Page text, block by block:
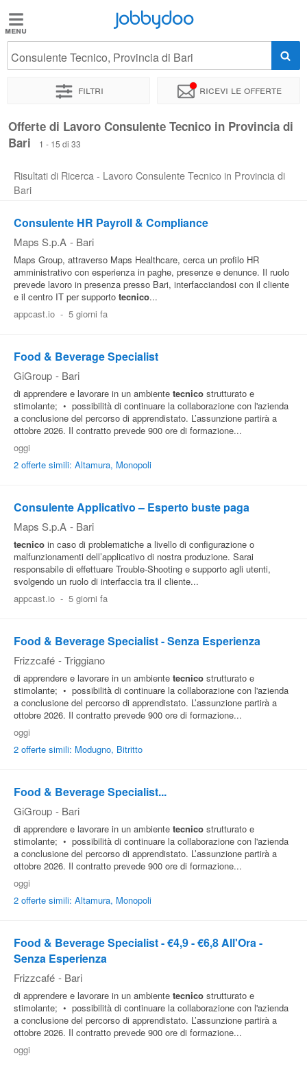
Jobbydoo
Offerte
Stipendi
Elenco
Blog
Area
Aziende
Jobbydoo
Consulente Tecnico, Provincia di Bari
Filtri Ricevi le offerte
Offerte di Lavoro Consulente Tecnico in Provincia di
Bari
1 - 15 di 33
Risultati di Ricerca - Lavoro Consulente Tecnico in Provincia di
Bari
Consulente HR Payroll & Compliance
Maps S.p.A - Bari
Maps Group, attraverso Maps Healthcare, cerca un profilo HR
amministrativo con esperienza in paghe, presenze e denunce. Il ruolo
prevede lavoro in presenza presso Bari, interfacciandosi con il cliente
e il centro IT per supporto tecnico...
appcast.io - 5 giorni fa
Food & Beverage Specialist
GiGroup - Bari
di apprendere e lavorare in un ambiente tecnico strutturato e
stimolante; • possibilità di continuare la collaborazione con l'azienda
a conclusione del percorso di apprendistato. L’assunzione partirà a
ottobre 2026. Il contratto prevede 900 ore di formazione...
oggi
2 offerte simili: Altamura, Monopoli
Consulente Applicativo – Esperto buste paga
Maps S.p.A - Bari
tecnico in caso di problematiche a livello di configurazione o
malfunzionamenti dell’applicativo di nostra produzione. Sarai
responsabile di effettuare Trouble-Shooting e supporto agli utenti,
svolgendo un ruolo di interfaccia tra il cliente...
appcast.io - 5 giorni fa
Food & Beverage Specialist - Senza Esperienza
Frizzcafé - Triggiano
di apprendere e lavorare in un ambiente tecnico strutturato e
stimolante; • possibilità di continuare la collaborazione con l'azienda
a conclusione del percorso di apprendistato. L’assunzione partirà a
ottobre 2026. Il contratto prevede 900 ore di formazione...
oggi
2 offerte simili: Modugno, Bitritto
Food & Beverage Specialist...
GiGroup - Bari
di apprendere e lavorare in un ambiente tecnico strutturato e
stimolante; • possibilità di continuare la collaborazione con l'azienda
a conclusione del percorso di apprendistato. L’assunzione partirà a
ottobre 2026. Il contratto prevede 900 ore di formazione...
oggi
2 offerte simili: Altamura, Monopoli
Food & Beverage Specialist - €4,9 - €6,8 All'Ora -
Senza Esperienza
Frizzcafé - Bari
di apprendere e lavorare in un ambiente tecnico strutturato e
stimolante; • possibilità di continuare la collaborazione con l'azienda
a conclusione del percorso di apprendistato. L’assunzione partirà a
ottobre 2026. Il contratto prevede 900 ore di formazione...
oggi